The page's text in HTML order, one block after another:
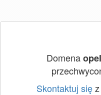
Domena
Skontaktuj się